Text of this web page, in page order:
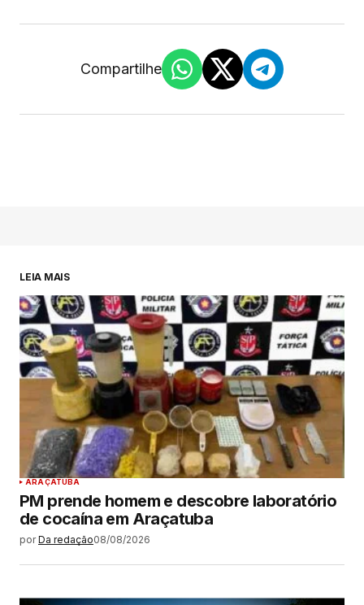
Compartilhe
LEIA MAIS
ARAÇATUBA
PM prende homem e descobre laboratório
de cocaína em Araçatuba
por Da redação08/08/2026